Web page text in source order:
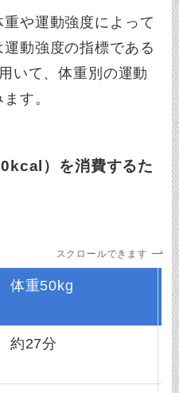
や運動強度によって
動強度の指標である
いて、体重別の運動
す。
）を消費するた
スクロールできます
体重50kg
約27分